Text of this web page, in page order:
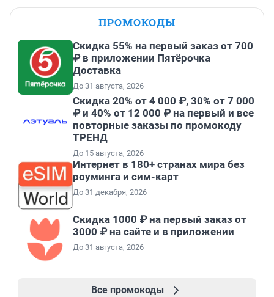
ПРОМОКОДЫ
Скидка 55% на первый заказ от 700
₽ в приложении Пятёрочка
Доставка
До 31 августа, 2026
Скидка 20% от 4 000 ₽, 30% от 7 000
₽ и 40% от 12 000 ₽ на первый и все
повторные заказы по промокоду
ТРЕНД
До 15 августа, 2026
Интернет в 180+ странах мира без
роуминга и сим-карт
До 31 декабря, 2026
Скидка 1000 ₽ на первый заказ от
3000 ₽ на сайте и в приложении
До 31 августа, 2026
Все промокоды